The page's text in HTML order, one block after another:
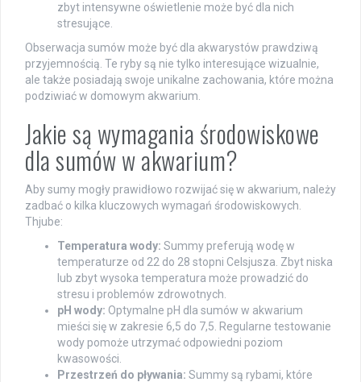
zbyt intensywne oświetlenie może być dla nich
stresujące.
Obserwacja sumów może być dla akwarystów prawdziwą
przyjemnością. Te ryby są nie tylko interesujące wizualnie,
ale także posiadają swoje unikalne zachowania, które można
podziwiać w domowym akwarium.
Jakie są wymagania środowiskowe
dla sumów w akwarium?
Aby sumy mogły prawidłowo rozwijać się w akwarium, należy
zadbać o kilka kluczowych wymagań środowiskowych.
Thjube:
Temperatura wody: Summy preferują wodę w
temperaturze od 22 do 28 stopni Celsjusza. Zbyt niska
lub zbyt wysoka temperatura może prowadzić do
stresu i problemów zdrowotnych.
pH wody: Optymalne pH dla sumów w akwarium
mieści się w zakresie 6,5 do 7,5. Regularne testowanie
wody pomoże utrzymać odpowiedni poziom
kwasowości.
Przestrzeń do pływania: Summy są rybami, które